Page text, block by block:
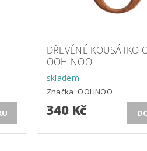
DŘEVĚNÉ KOUSÁTKO
OOH NOO
skladem
Značka: OOHNOO
340 Kč